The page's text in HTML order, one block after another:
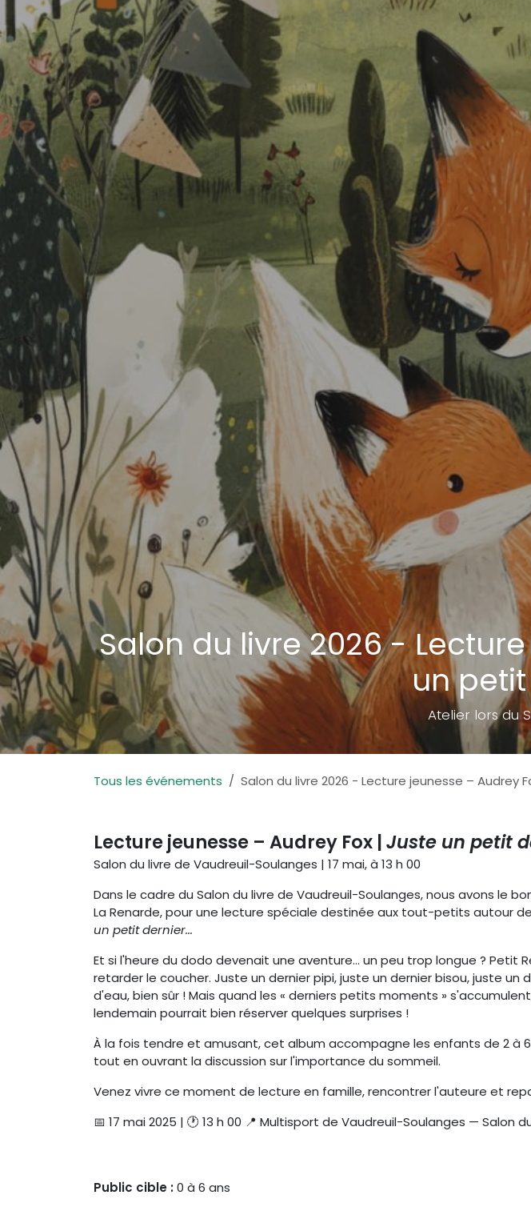
Salon du livre 2026 -
un
Atelier lors du
Tous les événements Salon du livre 2026 - Lecture jeunesse – Audrey
Lecture jeunesse – Audrey Fox |Juste un petit
Salon du livre de Vaudreuil-Soulanges | 17 mai, à 13 h 00
Dans le cadre du Salon du livre de Vaudreuil-Soulanges, nous avons le
La Renarde, pour une lecture spéciale destinée aux tout-petits autour
un petit dernier...
Et si l'heure du dodo devenait une aventure… un peu trop longue ? Petit
retarder le coucher. Juste un dernier pipi, juste un dernier bisou, juste un
d'eau, bien sûr ! Mais quand les « derniers petits moments »
lendemain pourrait bien réserver quelques surprises !
À la fois tendre et amusant, cet album accompagne les enfants de 2 à
tout en ouvrant la discussion sur l'importance du sommeil.
Venez vivre ce moment de lecture en famille, rencontrer l'auteure et
📅 17 mai 2025 | 🕐 13 h 00 📍 Multisport de Vaudreuil-Soulanges — Salon
Public cible :0 à 6 ans